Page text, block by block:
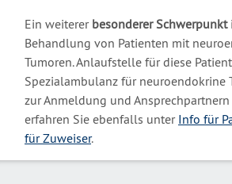
Ein weiterer besonderer Schwerpunkt
Behandlung von Patienten mit
Tumoren. Anlaufstelle für diese
Spezialambulanz für neuroendokrine
zur Anmeldung und
erfahren Sie ebenfalls unter Info für
für Zuweiser.